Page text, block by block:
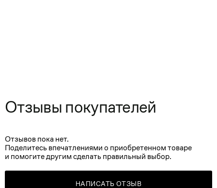
Отзывы покупателей
Отзывов пока нет.
Поделитесь впечатлениями о приобретенном товаре
и помогите другим сделать правильный выбор.
НАПИСАТЬ ОТЗЫВ